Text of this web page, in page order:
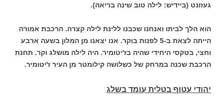
געזונט (ביידיש: לילה טוב שינה בריאה).
הוא הלך לביתו ואנחנו שכבנו ללינת לילה קצרה. הרכבת אמורה
הייתה לצאת ב-5 לפנות בוקר. אנו יצאנו מן המלון בשעה ארבע
וחצי, בטקסי היחידי שהיה בז'יטומיר. היה לילה מושלג וקר. תחנת
הרכבת שכנה במרחק של כשלושה קילומטר מן העיר ז'יטומיר.
יהודי עטוף בטלית עומד בשלג